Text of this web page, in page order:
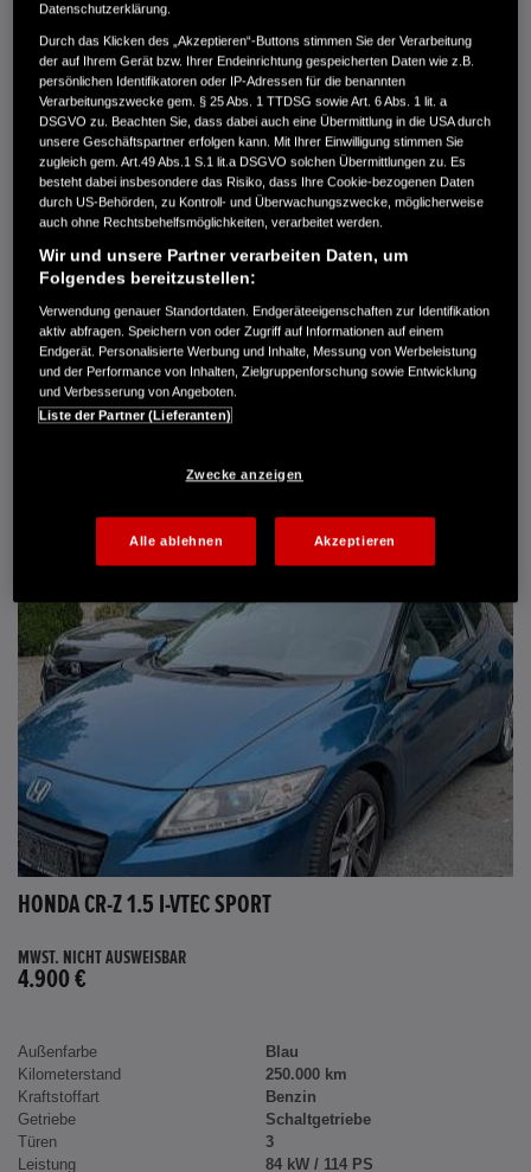
Außenfarbe
crystal black pearl
Kilometerstand
166.000 km
Kraftstoffart
Super
Getriebe
Automatik
Türen
5
Leistung
61 kW / 83 PS
Hubraum
1.339 cm³
Erstzulassung
10.2007
Bauart
Limousine
AUTO HARKE GMBH
Randersweide 59-63
21035 Hamburg
+49 40 735 935 0
DETAILS
HONDA CR-Z 1.5 I-VTEC SPORT
MWST. NICHT AUSWEISBAR
4.900 €
Außenfarbe
Blau
Kilometerstand
250.000 km
Kraftstoffart
Benzin
Getriebe
Schaltgetriebe
Türen
3
Leistung
84 kW / 114 PS
Datenschutzerklärung.
Durch das Klicken des „Akzeptieren“-Buttons stimmen Sie der Verarbeitung
der auf Ihrem Gerät bzw. Ihrer Endeinrichtung gespeicherten Daten wie z.B.
persönlichen Identifikatoren oder IP-Adressen für die benannten
Verarbeitungszwecke gem. § 25 Abs. 1 TTDSG sowie Art. 6 Abs. 1 lit. a
DSGVO zu. Beachten Sie, dass dabei auch eine Übermittlung in die USA durch
unsere Geschäftspartner erfolgen kann. Mit Ihrer Einwilligung stimmen Sie
zugleich gem. Art.49 Abs.1 S.1 lit.a DSGVO solchen Übermittlungen zu. Es
besteht dabei insbesondere das Risiko, dass Ihre Cookie-bezogenen Daten
durch US-Behörden, zu Kontroll- und Überwachungszwecke, möglicherweise
auch ohne Rechtsbehelfsmöglichkeiten, verarbeitet werden.
Wir und unsere Partner verarbeiten Daten, um
Folgendes bereitzustellen:
Verwendung genauer Standortdaten. Endgeräteeigenschaften zur Identifikation
aktiv abfragen. Speichern von oder Zugriff auf Informationen auf einem
Endgerät. Personalisierte Werbung und Inhalte, Messung von Werbeleistung
und der Performance von Inhalten, Zielgruppenforschung sowie Entwicklung
und Verbesserung von Angeboten.
Liste der Partner (Lieferanten)
Zwecke anzeigen
Alle ablehnen Akzeptieren